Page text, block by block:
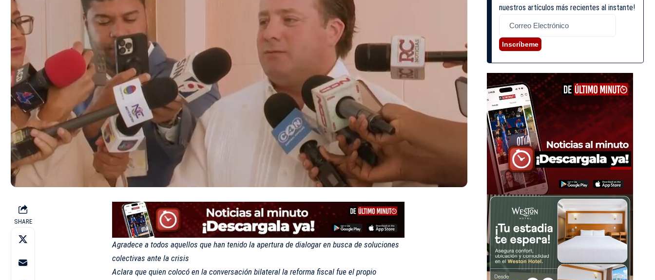
SHARE
Agradece a todos aquellos que han tenido la apertura de dialogar en busca de soluciones
colectivas ante la crisis
Aclara que quien colocó en la conversación bilateral la reforma fiscal fue el propio
nuestros artículos más recientes al instante!
Inscríbeme